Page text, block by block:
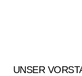
UNSER